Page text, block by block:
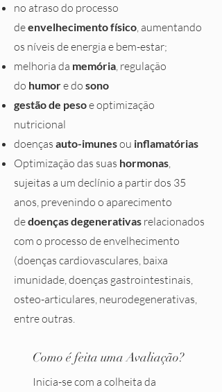
no atraso do processo
deenvelhecimento físico, aumentando
os níveis de energia e bem-estar;
melhoria da memória, regulação
do humore do sono
gestão de pesoe optimização
nutricional
doenças auto-imunesou inflamatórias
Optimização das suas hormonas,
sujeitas a um declínio a partir dos 35
anos, prevenindo o aparecimento
dedoenças degenerativas relacionados
com o processo de envelhecimento
(doenças cardiovasculares, baixa
imunidade, doenças gastrointestinais,
osteo-articulares, neurodegenerativas,
entre outras.
Como é feita uma Avaliação?
Inicia-se com a colheita da